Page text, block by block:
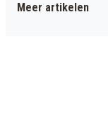
Meer artikelen